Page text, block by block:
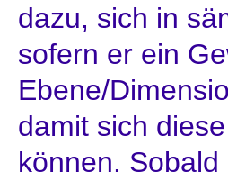
dazu, sich in
sofern er ein
Ebene/
damit sich
können.